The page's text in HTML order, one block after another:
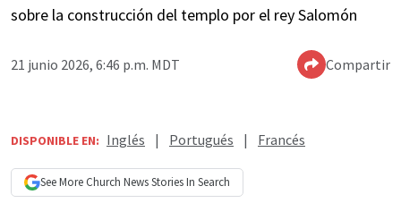
sobre la construcción del templo por el rey Salomón
21 junio 2026, 6:46 p.m. MDT Compartir
DISPONIBLE EN: Inglés | Portugués | Francés
See More Church NewsStories In Search